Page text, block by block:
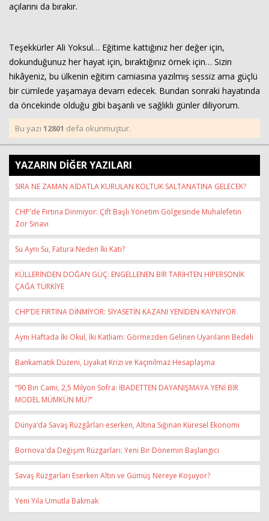
açılarını da bırakır.
Teşekkürler Ali Yoksul… Eğitime kattığınız her değer için,
dokunduğunuz her hayat için, bıraktığınız örnek için… Sizin
hikâyeniz, bu ülkenin eğitim camiasına yazılmış sessiz ama güçlü
bir cümlede yaşamaya devam edecek. Bundan sonraki hayatında
da öncekinde olduğu gibi başarılı ve sağlıklı günler diliyorum.
Bu yazı 12801 defa okunmuştur.
YAZARIN DİĞER YAZILARI
SIRA NE ZAMAN AİDATLA KURULAN KOLTUK SALTANATINA GELECEK?
CHP'de Fırtına Dinmiyor: Çift Başlı Yönetim Gölgesinde Muhalefetin
Zor Sınavı
Su Aynı Su, Fatura Neden İki Katı?
KÜLLERİNDEN DOĞAN GÜÇ: ENGELLENEN BİR TARİHTEN HİPERSONİK
ÇAĞA TÜRKİYE
CHP’DE FIRTINA DİNMİYOR: SİYASETİN KAZANI YENİDEN KAYNIYOR
Aynı Haftada İki Okul, İki Katliam: Görmezden Gelinen Uyarıların Bedeli
Bankamatik Düzeni, Liyakat Krizi ve Kaçınılmaz Hesaplaşma
“90 Bin Cami, 2,5 Milyon Sofra: İBADETTEN DAYANIŞMAYA YENİ BİR
MODEL MÜMKÜN MÜ?”
Dünya’da Savaş Rüzgârları eserken, Altına Sığınan Küresel Ekonomi
Bornova'da Değişim Rüzgarları: Yeni Bir Dönemin Başlangıcı
Savaş Rüzgarları Eserken Altın ve Gümüş Nereye Koşuyor?
Yeni Yıla Umutla Bakmak